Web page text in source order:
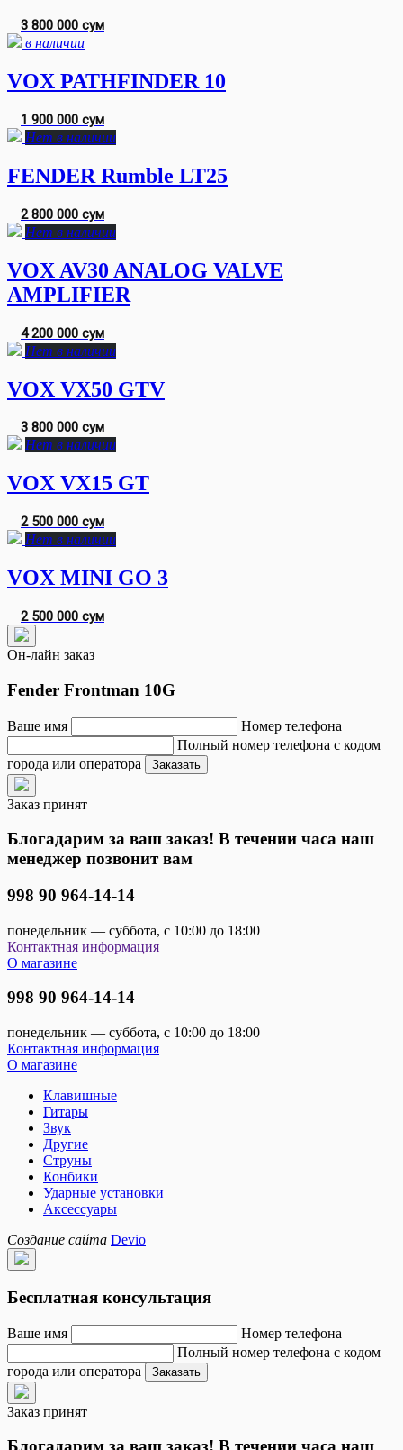
3 800 000 сум
в наличии
VOX PATHFINDER 10
1 900 000 сум
Нет в наличии
FENDER Rumble LT25
2 800 000 сум
Нет в наличии
VOX AV30 ANALOG VALVE
AMPLIFIER
4 200 000 сум
Нет в наличии
VOX VX50 GTV
3 800 000 сум
Нет в наличии
VOX VX15 GT
2 500 000 сум
Нет в наличии
VOX MINI GO 3
2 500 000 сум
Он-лайн заказ
Fender Frontman 10G
Ваше имя
Номер телефона
Полный номер телефона с кодом
города или оператора
Заказать
Заказ принят
Блогадарим за ваш заказ! В течении часа наш
менеджер позвонит вам
998 90 964-14-14
понедельник — суббота, с 10:00 до 18:00
Контактная информация
О магазине
998 90 964-14-14
понедельник — суббота, с 10:00 до 18:00
Контактная информация
О магазине
Клавишные
Гитары
Звук
Другие
Струны
Конбики
Ударные установки
Аксессуары
Создание сайта Devio
Бесплатная консультация
Ваше имя
Номер телефона
Полный номер телефона с кодом
города или оператора
Заказать
Заказ принят
Блогадарим за ваш заказ! В течении часа наш